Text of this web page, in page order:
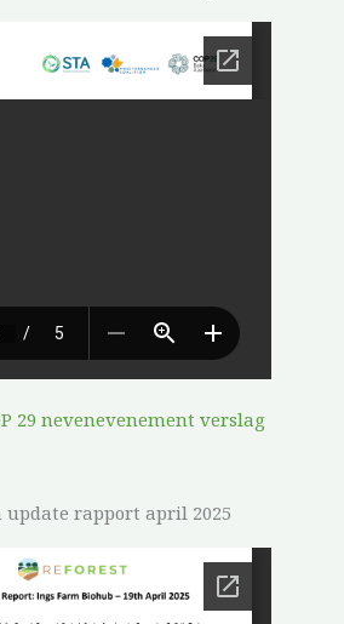
29 nevenevenement verslag
update rapport april 2025